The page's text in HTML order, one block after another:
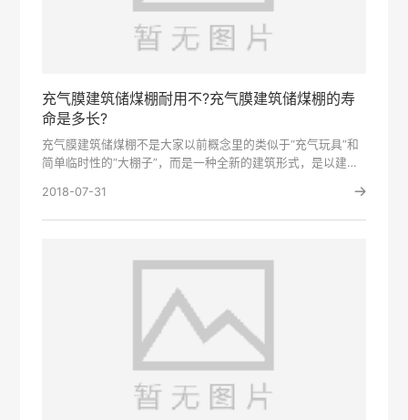
充气膜建筑储煤棚耐用不?充气膜建筑储煤棚的寿
命是多长?
充气膜建筑储煤棚不是大家以前概念里的类似于“充气玩具”和
简单临时性的“大棚子”，而是一种全新的建筑形式，是以建筑
2018-07-31